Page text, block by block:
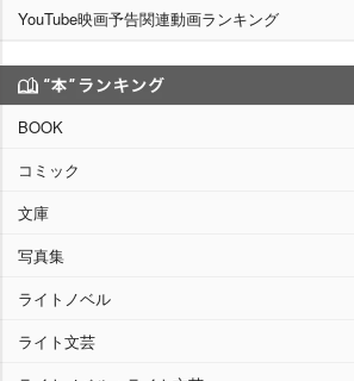
YouTube映画予告関連動画ランキング
BOOK
コミック
文庫
写真集
ライトノベル
ライト文芸